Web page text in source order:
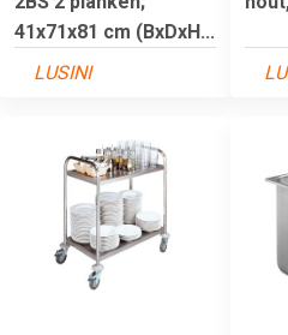
41x71x81 cm (BxDxH...
LUSINI